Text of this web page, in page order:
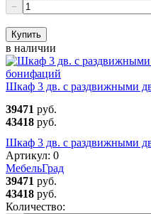
−
Купить
в наличии
Шкаф 3 дв. с раздвижными
39471 руб.
43418 руб.
Шкаф 3 дв. с раздвижными
Артикул: 0
МебельГрад
39471 руб.
43418 руб.
Количество: